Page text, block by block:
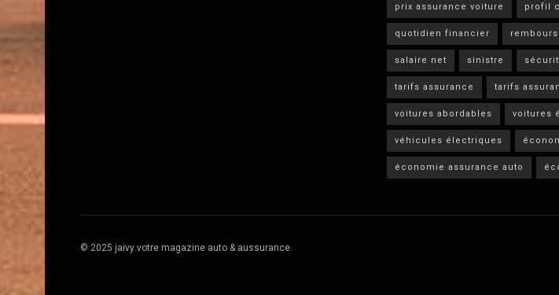
prix assurance voiture profil
quotidien financier
salaire net sinistre
tarifs assurance tarifs
voitures abordables voitures
véhicules électriques
économie assurance auto
© 2025 jaivy votre magazine auto & aussurance.